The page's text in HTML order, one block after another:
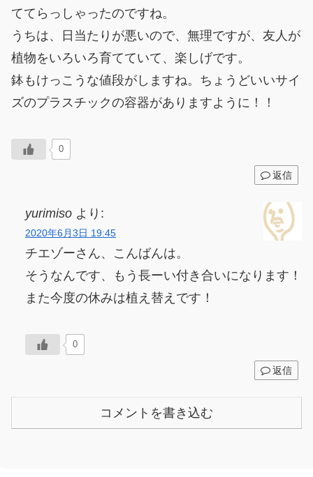
ててらっしゃったのですね。
うちは、日当たりが悪いので、無理ですが、友人が
植物をいろいろ育てていて、楽しげです。
鉢もけっこうな値段がしますね。ちょうどいいサイ
ズのプラスチックの容器がありますように！！
0
返信
yurimiso より:
2020年6月3日 19:45
チエゾーさん、こんばんは。
そうなんです、もう長ーい付き合いになります！
また今度の休みは植え替えです！
0
返信
コメントを書き込む